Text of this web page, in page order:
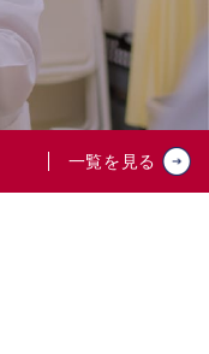
一覧を見る